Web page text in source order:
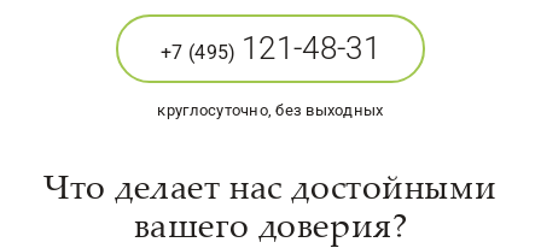
+7 (495) 121-48-31
круглосуточно, без выходных
Что делает нас достойными
вашего доверия?